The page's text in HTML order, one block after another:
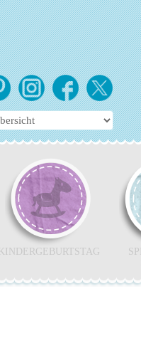
KINDERGEBURTSTAG